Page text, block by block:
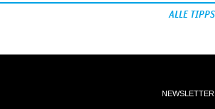
ALLE TIPPS
NEWSLETTER